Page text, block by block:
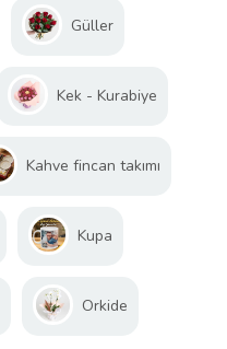
Güller
Kek - Kurabiye
Kahve fincan takımı
Kupa
Orkide